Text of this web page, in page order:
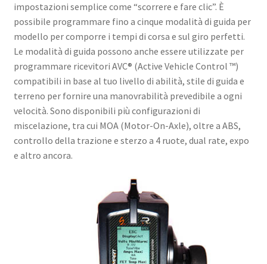
impostazioni semplice come “scorrere e fare clic”. È
possibile programmare fino a cinque modalità di guida per
modello per comporre i tempi di corsa e sul giro perfetti.
Le modalità di guida possono anche essere utilizzate per
programmare ricevitori AVC® (Active Vehicle Control ™)
compatibili in base al tuo livello di abilità, stile di guida e
terreno per fornire una manovrabilità prevedibile a ogni
velocità. Sono disponibili più configurazioni di
miscelazione, tra cui MOA (Motor-On-Axle), oltre a ABS,
controllo della trazione e sterzo a 4 ruote, dual rate, expo
e altro ancora.